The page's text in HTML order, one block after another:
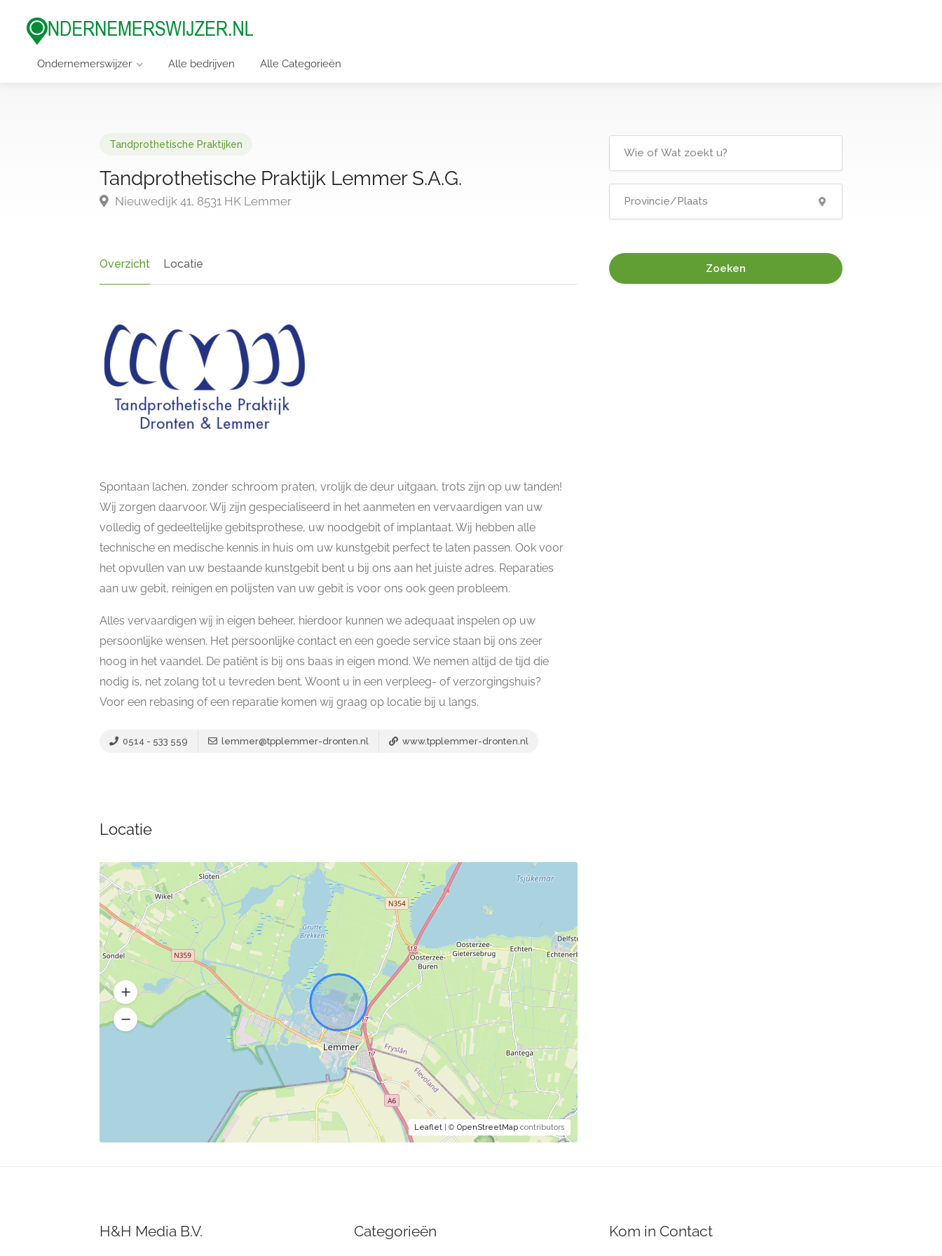
Ondernemerswijzer Alle bedrijven Alle Categorieën
Tandprothetische Praktijken
Tandprothetische Praktijk Lemmer S.A.G.
Nieuwedijk 41, 8531 HK Lemmer
Overzicht Locatie
Spontaan lachen, zonder schroom praten, vrolijk de deur uitgaan, trots zijn op uw tanden!
Wij zorgen daarvoor. Wij zijn gespecialiseerd in het aanmeten en vervaardigen van uw
volledig of gedeeltelijke gebitsprothese, uw noodgebit of implantaat. Wij hebben alle
technische en medische kennis in huis om uw kunstgebit perfect te laten passen. Ook voor
het opvullen van uw bestaande kunstgebit bent u bij ons aan het juiste adres. Reparaties
aan uw gebit, reinigen en polijsten van uw gebit is voor ons ook geen probleem.
Alles vervaardigen wij in eigen beheer, hierdoor kunnen we adequaat inspelen op uw
persoonlijke wensen. Het persoonlijke contact en een goede service staan bij ons zeer
hoog in het vaandel. De patiënt is bij ons baas in eigen mond. We nemen altijd de tijd die
nodig is, net zolang tot u tevreden bent. Woont u in een verpleeg- of verzorgingshuis?
Voor een rebasing of een reparatie komen wij graag op locatie bij u langs.
0514 - 533 559 lemmer@tpplemmer-dronten.nl www.tpplemmer-dronten.nl
Locatie
Leaflet| © OpenStreetMapcontributors
Zoeken
H&H Media B.V. Categorieën Kom in Contact